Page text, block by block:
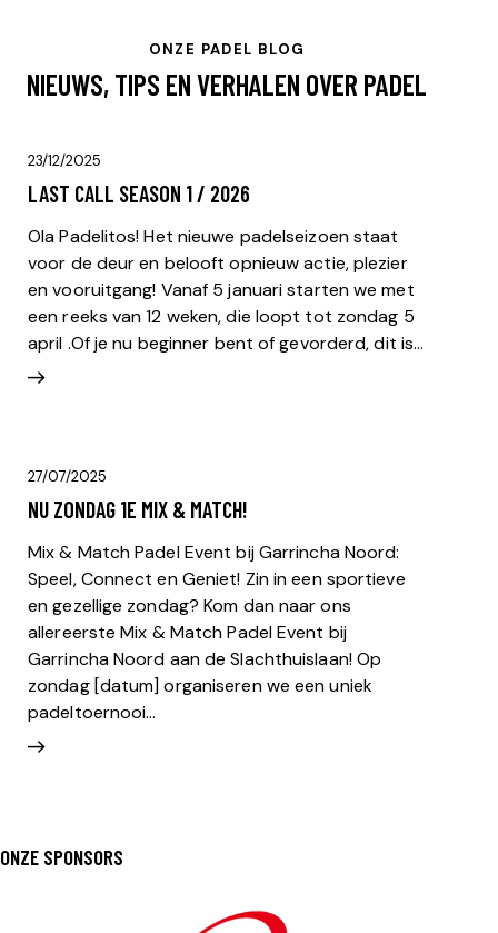
ONZE PADEL BLOG
NIEUWS, TIPS EN VERHALEN OVER PADEL
23/12/2025
LAST CALL SEASON 1 / 2026
Ola Padelitos! Het nieuwe padelseizoen staat
voor de deur en belooft opnieuw actie, plezier
en vooruitgang! Vanaf 5 januari starten we met
een reeks van 12 weken, die loopt tot zondag 5
april .Of je nu beginner bent of gevorderd, dit is…
27/07/2025
NU ZONDAG 1E MIX & MATCH!
Mix & Match Padel Event bij Garrincha Noord:
Speel, Connect en Geniet! Zin in een sportieve
en gezellige zondag? Kom dan naar ons
allereerste Mix & Match Padel Event bij
Garrincha Noord aan de Slachthuislaan! Op
zondag [datum] organiseren we een uniek
padeltoernooi…
ONZE SPONSORS